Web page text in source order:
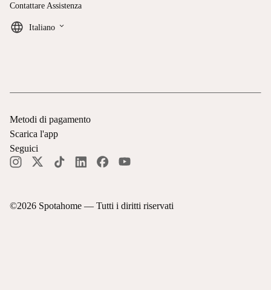
Contattare Assistenza
Italiano keyboard_arrow_down
©2026 Spotahome — Tutti i diritti riservati
Metodi di pagamento
Scarica l'app
Seguici